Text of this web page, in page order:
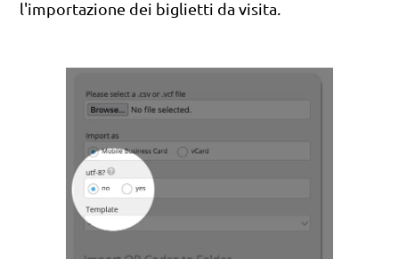
l'importazione dei biglietti da visita.